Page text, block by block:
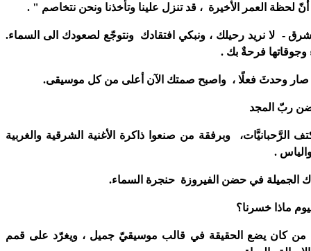
لحظة العمر الأخيرة ، قد تنزل علينا وتأخذنا ونحن نتخاصم " .
- لا نريد رحيلك ، ونبكي افتقادك ونتوجّع لصعودك الى السماء.
فرحةٌ بك .
وحدثَ فعلًا ، واصبح صمتك الآن أعلى من كل موسيقى.
ربّ المجد
الرَّحبانيَّات، وبرفقة من صنعوا ذاكرة الأغنية الشرقية والغربية
.
الجميلة في حضن الفيروزة حنجرة السماء.
ماذا خسرنا؟
كان يضع الحقيقة في قالب موسيقيّ جميل ، ويغرّد على قمم